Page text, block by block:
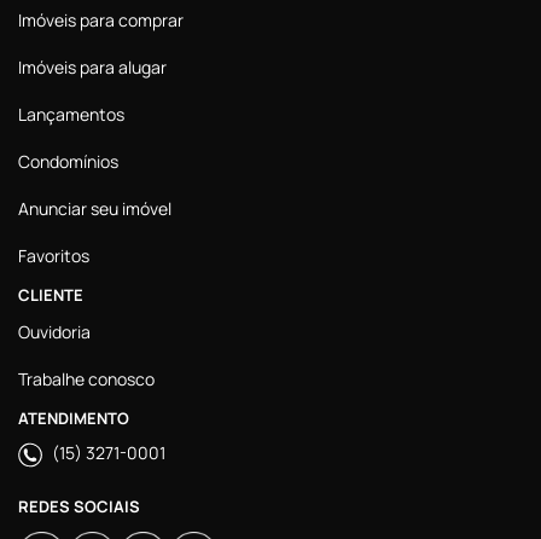
Imóveis para comprar
Imóveis para alugar
Lançamentos
Condomínios
Anunciar seu imóvel
Favoritos
CLIENTE
Ouvidoria
Trabalhe conosco
ATENDIMENTO
(15) 3271-0001
REDES SOCIAIS